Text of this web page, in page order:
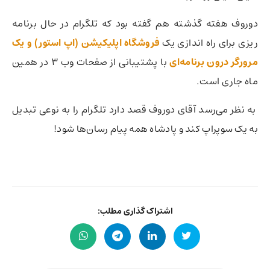
دوروف هفته گذشته هم گفته بود که تلگرام در حال برنامه
ریزی برای راه اندازی یکفروشگاه اپلیکیشن (اپ استور) و یک
مرورگر درون برنامه‌ای
با پشتیبانی از صفحات وب 3 در همین
ماه جاری است.
به نظر می‌رسد آقای دوروف قصد دارد تلگرام را به نوعی تبدیل
به یک سوپراپ کند و پادشاه همه پیام رسان‌ها شود!
اشتراک گذاری مطلب: